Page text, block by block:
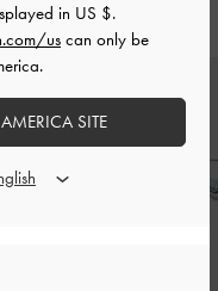
ค้านี้
in US $.
us can only be
SITE